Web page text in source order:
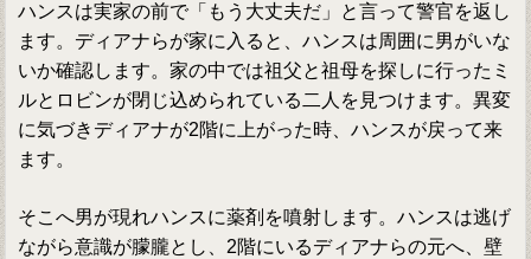
ハンスは実家の前で「もう大丈夫だ」と言って警官を返し
ます。ディアナらが家に入ると、ハンスは周囲に男がいな
いか確認します。家の中では祖父と祖母を探しに行ったミ
ルとロビンが閉じ込められている二人を見つけます。異変
に気づきディアナが2階に上がった時、ハンスが戻って来
ます。
そこへ男が現れハンスに薬剤を噴射します。ハンスは逃げ
ながら意識が朦朧とし、2階にいるディアナらの元へ、壁